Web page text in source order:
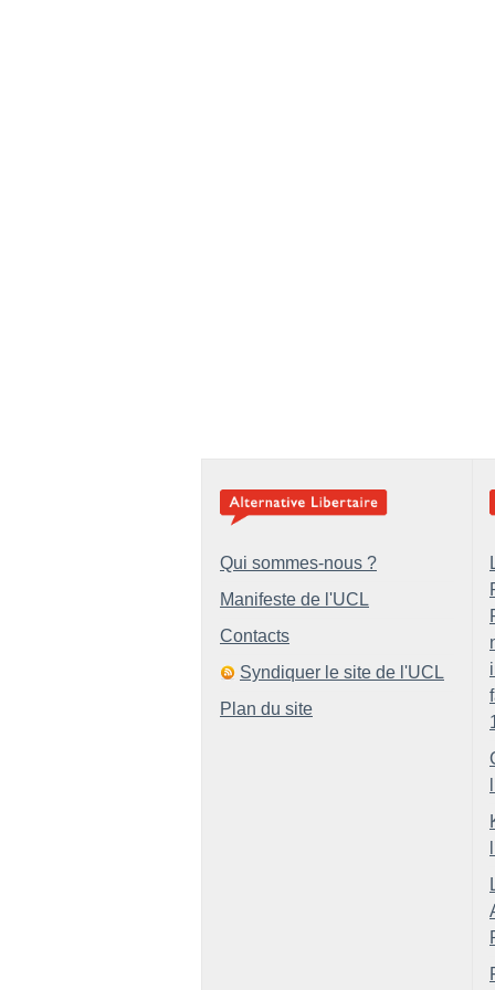
Qui sommes-nous ?
Manifeste de l'UCL
Contacts
Syndiquer le site de l'UCL
Plan du site